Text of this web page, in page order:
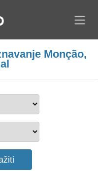
Monção,